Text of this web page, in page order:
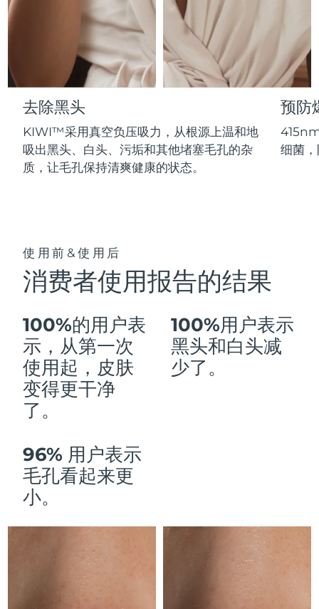
去除黑头
KIWI™采用真空负压吸力，从根源上温和地
吸出黑头、白头、污垢和其他堵塞毛孔的杂
质，让毛孔保持清爽健康的状态。
预防
细菌
使用前&使用后
消费者使用报告的结果
100%的用户表
示，从第一次
使用起，皮肤
变得更干净
了。
100%用户表示
黑头和白头减
少了。
96% 用户表示
毛孔看起来更
小。
FAQ™产品
All anti-aging treatments
FAQ™产品
All LED treatments
FAQ™ products
All toning treatments
PEACH™ 2
IPL hair removal
Travel-friendly IPL hair removal
PEACH™ Cooling Prep Gel
LUNA™ 4 body
Massaging body brush
Firming body serum
ESPADA™ 2 plus
Recurring acne LED therapy
ESPADA™ 2
Acne treatment device
ESPADA™ 设备
All acne treatment devices
眼部护理
BEAR™ 2 eyes & lips
Microcurrent line smoothing device
IRIS™ 2
Rejuvenating eye massager
眼部护理设备
All revitalizing eye massagers
毛孔护理
KIWI™ derma
Diamond microdermabrasion .
KIWI™ 皮肤护理
Advanced pore care essentials
LUNA™ 4 hair
2-in-1 LED scalp massager
LUNA™ Dual-Peptide Scalp
Serum
For healthy hair
NEW
issa™ Teeth Whitening Gel
全部购买
FOREO APP
关于我们
预计送达日期
预计送达日期 8/10/26
中国香港特别行政区 预计送达日期8/11/26
匈牙利 预计送达日期
冰岛 预计送达日期 8/11/26
马恩岛
以色列 预计送达日期 8/14/26
意大利 预计送达日期8/10/26
日本 预计送达日期 8/13/26
泽西岛
科威特
拉脱维亚
黎巴嫩 预计送达日期8/11/26
预计送达日期 8/10/26
预计送达日期